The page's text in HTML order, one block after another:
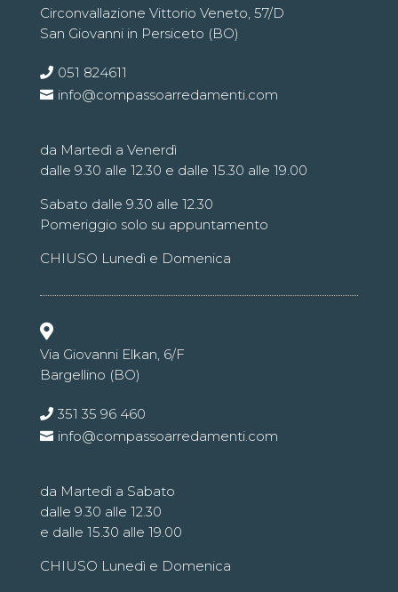
Circonvallazione Vittorio Veneto, 57/D
San Giovanni in Persiceto (BO)
051 824611
info@compassoarredamenti.com
da Martedì a Venerdì
dalle 9.30 alle 12.30 e dalle 15.30 alle 19.00
Sabato dalle 9.30 alle 12.30
Pomeriggio solo su appuntamento
CHIUSO Lunedì e Domenica

Via Giovanni Elkan, 6/F
Bargellino (BO)
351 35 96 460
info@compassoarredamenti.com
da Martedì a Sabato
dalle 9.30 alle 12.30
e dalle 15.30 alle 19.00
CHIUSO Lunedì e Domenica